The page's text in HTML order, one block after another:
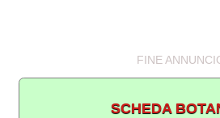
FINE
SCHEDA